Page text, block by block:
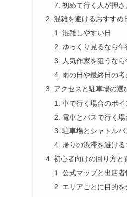
初めて行く人が押さ
混雑を避けるおすすめ
混雑しやすい日
ゆっくり見るなら午
人気作家を狙うな
雨の日や最終日の考
アクセスと駐車場の選
車で行く場合のポイ
電車とバスで行く場
駐車場とシャトル
帰りの渋滞を避ける
初心者向けの回り方と
公式マップと出店
エリアごとに目的を